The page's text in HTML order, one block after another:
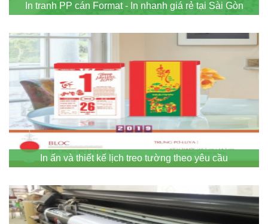
In tranh PP cán Format - In nhanh giá rẻ tại Sài Gòn
In ấn và thiết kế lịch treo tường theo yêu cầu